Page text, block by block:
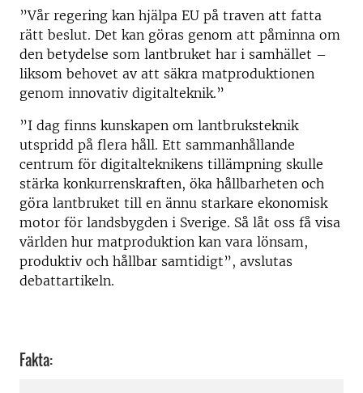
”Vår regering kan hjälpa EU på traven att fatta
rätt beslut. Det kan göras genom att påminna om
den betydelse som lantbruket har i samhället –
liksom behovet av att säkra matproduktionen
genom innovativ digitalteknik.”
”I dag finns kunskapen om lantbruksteknik
utspridd på flera håll. Ett sammanhållande
centrum för digitalteknikens tillämpning skulle
stärka konkurrenskraften, öka hållbarheten och
göra lantbruket till en ännu starkare ekonomisk
motor för landsbygden i Sverige. Så låt oss få visa
världen hur matproduktion kan vara lönsam,
produktiv och hållbar samtidigt”, avslutas
debattartikeln.
Fakta: